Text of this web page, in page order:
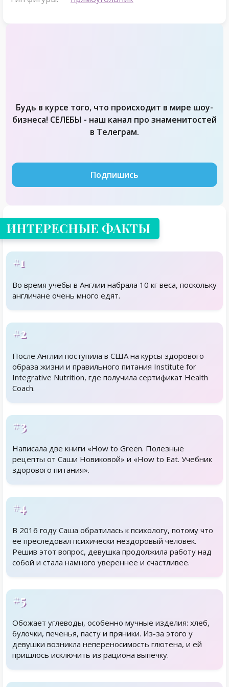
Будь в курсе того, что происходит в мире шоу-
бизнеса! СЕЛЕБЫ - наш канал про знаменитостей
в Телеграм.
Подпишись
ИНТЕРЕСНЫЕ ФАКТЫ
#1
Во время учебы в Англии набрала 10 кг веса, поскольку
англичане очень много едят.
#2
После Англии поступила в США на курсы здорового
образа жизни и правильного питания Institute for
Integrative Nutrition, где получила сертификат Health
Coach.
#3
Написала две книги «How to Green. Полезные
рецепты от Саши Новиковой» и «How to Eat. Учебник
здорового питания».
#4
В 2016 году Саша обратилась к психологу, потому что
ее преследовал психически нездоровый человек.
Решив этот вопрос, девушка продолжила работу над
собой и стала намного увереннее и счастливее.
#5
Обожает углеводы, особенно мучные изделия: хлеб,
булочки, печенья, пасту и пряники. Из-за этого у
девушки возникла непереносимость глютена, и ей
пришлось исключить из рациона выпечку.